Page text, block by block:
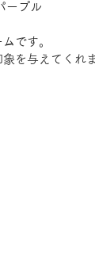
ープル
です。
を与えてくれま